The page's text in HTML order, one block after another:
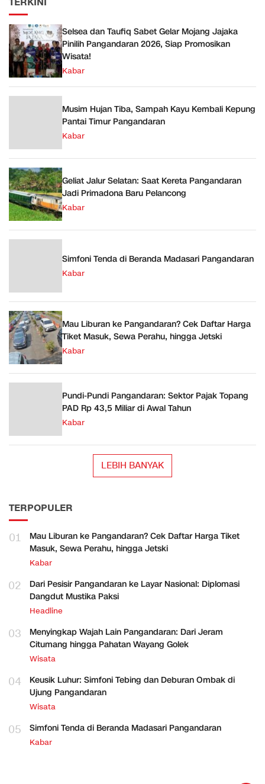
Selsea dan Taufiq Sabet Gelar Mojang Jajaka
Pinilih Pangandaran 2026, Siap Promosikan
Wisata!
Kabar
Musim Hujan Tiba, Sampah Kayu Kembali Kepung
Pantai Timur Pangandaran
Kabar
Geliat Jalur Selatan: Saat Kereta Pangandaran
Jadi Primadona Baru Pelancong
Kabar
Simfoni Tenda di Beranda Madasari Pangandaran
Kabar
Mau Liburan ke Pangandaran? Cek Daftar Harga
Tiket Masuk, Sewa Perahu, hingga Jetski
Kabar
Pundi-Pundi Pangandaran: Sektor Pajak Topang
PAD Rp 43,5 Miliar di Awal Tahun
Kabar
LEBIH BANYAK
TERPOPULER
01
Mau Liburan ke Pangandaran? Cek Daftar Harga Tiket
Masuk, Sewa Perahu, hingga Jetski
Kabar
02
Dari Pesisir Pangandaran ke Layar Nasional: Diplomasi
Dangdut Mustika Paksi
Headline
03
Menyingkap Wajah Lain Pangandaran: Dari Jeram
Citumang hingga Pahatan Wayang Golek
Wisata
04
Keusik Luhur: Simfoni Tebing dan Deburan Ombak di
Ujung Pangandaran
Wisata
05 Simfoni Tenda di Beranda Madasari Pangandaran
Kabar